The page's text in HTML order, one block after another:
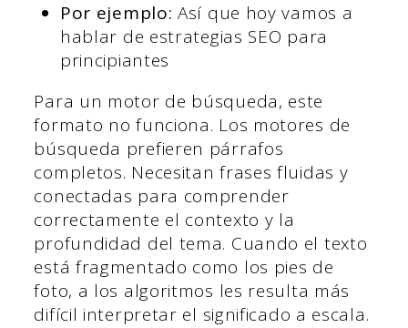
Por ejemplo:Así que hoy vamos a
hablar de estrategias SEO para
principiantes
Para un motor de búsqueda, este
formato no funciona. Los motores de
búsqueda prefieren párrafos
completos. Necesitan frases fluidas y
conectadas para comprender
correctamente el contexto y la
profundidad del tema. Cuando el texto
está fragmentado como los pies de
foto, a los algoritmos les resulta más
difícil interpretar el significado a escala.